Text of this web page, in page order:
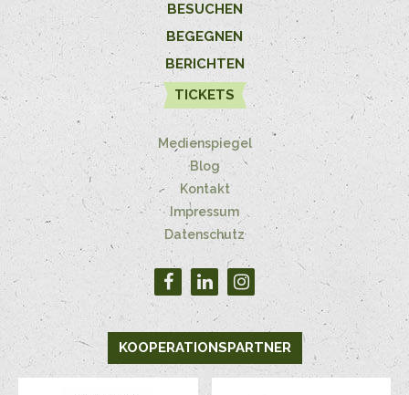
BESUCHEN
BEGEGNEN
BERICHTEN
TICKETS
Medienspiegel
Blog
Kontakt
Impressum
Datenschutz
KOOPERATIONSPARTNER